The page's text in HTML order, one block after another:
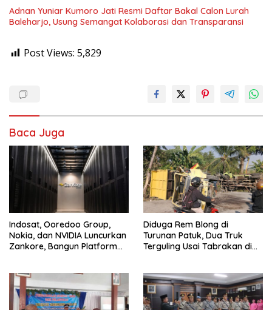
Adnan Yuniar Kumoro Jati Resmi Daftar Bakal Calon Lurah
Baleharjo, Usung Semangat Kolaborasi dan Transparansi
Post Views: 5,829
Baca Juga
Indosat, Ooredoo Group,
Nokia, dan NVIDIA Luncurkan
Zankore, Bangun Platform
Diduga Rem Blong di
Turunan Patuk, Dua Truk
Terguling Usai Tabrakan di